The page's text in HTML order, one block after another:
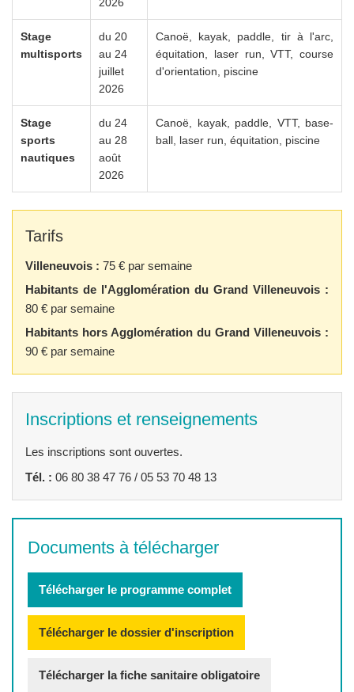
Stage
multisports
du 20
au 24
juillet
2026
Canoë, kayak, paddle, tir à l'arc,
équitation, laser run, VTT, course
d'orientation, piscine
Stage
sports
nautiques
du 24
au 28
août
2026
Canoë, kayak, paddle, VTT, base-
ball, laser run, équitation, piscine
Tarifs
Villeneuvois : 75 € par semaine
Habitants de l'Agglomération du Grand Villeneuvois :
80 € par semaine
Habitants hors Agglomération du Grand Villeneuvois :
90 € par semaine
Inscriptions et renseignements
Les inscriptions sont ouvertes.
Tél. : 06 80 38 47 76 / 05 53 70 48 13
Documents à télécharger
Télécharger le programme complet
Télécharger le dossier d'inscription
Télécharger la fiche sanitaire obligatoire